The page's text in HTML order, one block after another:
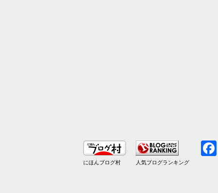
にほんブログ村 人気ブログランキング